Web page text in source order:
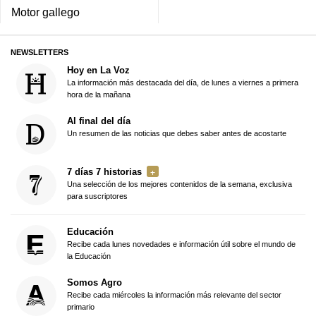
Motor gallego
NEWSLETTERS
Hoy en La Voz
La información más destacada del día, de lunes a viernes a primera
hora de la mañana
Al final del día
Un resumen de las noticias que debes saber antes de acostarte
7 días 7 historias
Una selección de los mejores contenidos de la semana, exclusiva
para suscriptores
Educación
Recibe cada lunes novedades e información útil sobre el mundo de
la Educación
Somos Agro
Recibe cada miércoles la información más relevante del sector
primario